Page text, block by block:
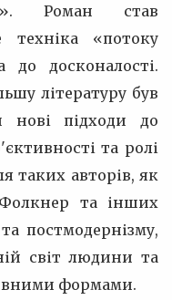
Роман став
техніка «потоку
до досконалості.
літературу був
нові підходи до
та ролі
таких авторів, як
та інших
постмодернізму,
світ людини та
формами.